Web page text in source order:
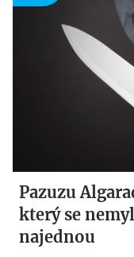
Pazuzu
který se
najednou